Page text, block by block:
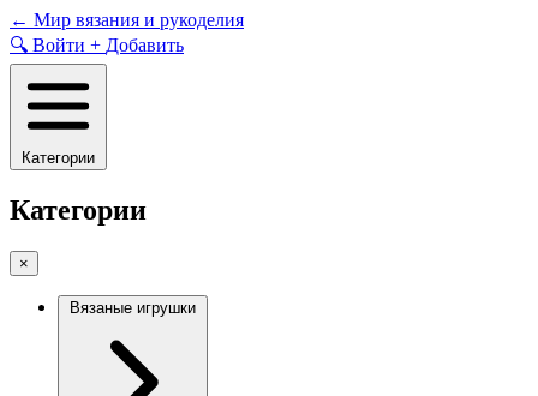
Skip
to
content
← Мир вязания и рукоделия
🔍 Войти + Добавить
Категории
Категории
×
Вязаные игрушки